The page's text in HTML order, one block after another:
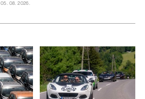
05. 08. 2026.